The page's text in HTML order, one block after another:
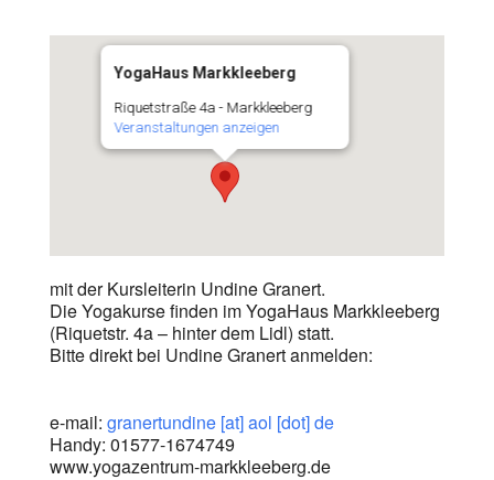
YogaHaus Markkleeberg
Riquetstraße 4a - Markkleeberg
Veranstaltungen anzeigen
mit der Kursleiterin Undine Granert.
Die Yogakurse finden im YogaHaus Markkleeberg
(Riquetstr. 4a – hinter dem Lidl) statt.
Bitte direkt bei Undine Granert anmelden:
e-mail: granertundine [at] aol [dot] de
Handy: 01577-1674749
www.yogazentrum-markkleeberg.de